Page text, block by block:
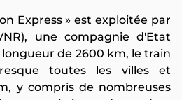
Express » est exploitée par
une compagnie d'Etat
de 2600 km, le train
toutes les villes et
y compris de nombreuses